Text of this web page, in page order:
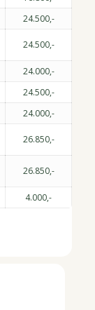
24.500,-
24.500,-
24.000,-
24.500,-
24.000,-
26.850,-
26.850,-
4.000,-